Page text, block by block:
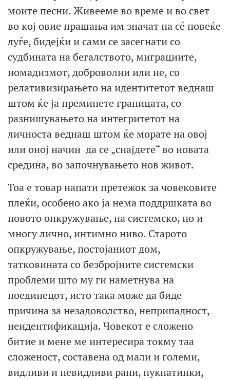
моите песни. Живееме во време и во свет
во кој овие прашања им значат на сé повеќе
луѓе, бидејќи и сами се засегнати со
судбината на бегалството, миграциите,
номадизмот, доброволни или не, со
релативизирањето на идентитетот веднаш
штом ќе ја преминете границата, со
разнишувањето на интегритетот на
личноста веднаш штом ќе морате на овој
или оној начин да се „снајдете“ во новата
средина, во започнувањето нов живот.
Тоа е товар напати претежок за човековите
плеќи, особено ако ја нема поддршката во
новото опкружување, на системско, но и
многу лично, интимно ниво. Старото
опкружување, постојаниот дом,
татковината со безбројните системски
проблеми што му ги наметнува на
поединецот, исто така може да биде
причина за незадоволство, неприпадност,
неидентификација. Човекот е сложено
битие и мене ме интересира токму таа
сложеност, составена од мали и големи,
видливи и невидливи рани, пукнатинки,